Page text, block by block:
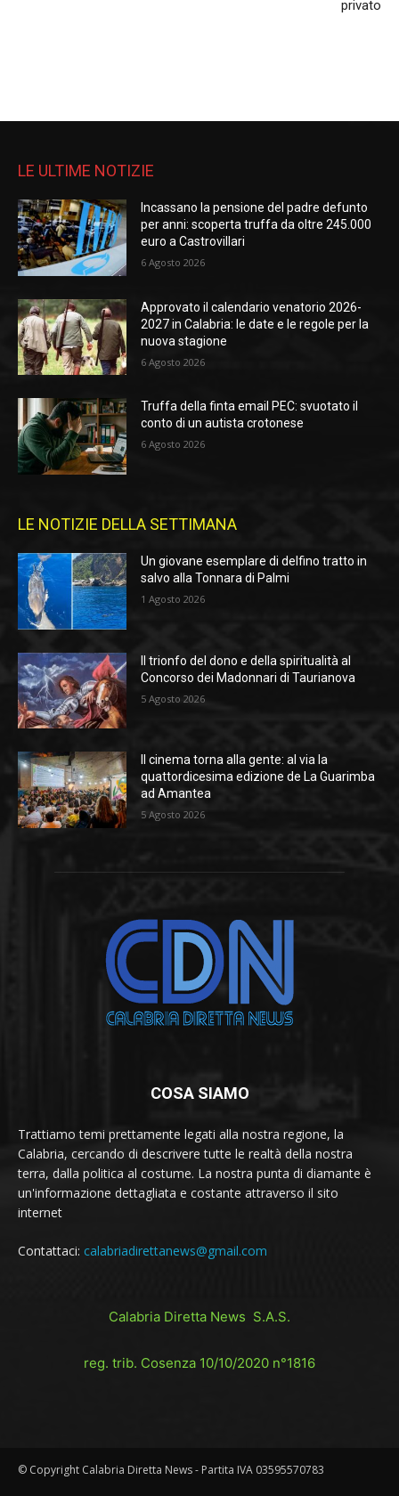
privato
LE ULTIME NOTIZIE
Incassano la pensione del padre defunto
per anni: scoperta truffa da oltre 245.000
euro a Castrovillari
6 Agosto 2026
Approvato il calendario venatorio 2026-
2027 in Calabria: le date e le regole per la
nuova stagione
6 Agosto 2026
Truffa della finta email PEC: svuotato il
conto di un autista crotonese
6 Agosto 2026
LE NOTIZIE DELLA SETTIMANA
Un giovane esemplare di delfino tratto in
salvo alla Tonnara di Palmi
1 Agosto 2026
Il trionfo del dono e della spiritualità al
Concorso dei Madonnari di Taurianova
5 Agosto 2026
Il cinema torna alla gente: al via la
quattordicesima edizione de La Guarimba
ad Amantea
5 Agosto 2026
COSA SIAMO
Trattiamo temi prettamente legati alla nostra regione, la
Calabria, cercando di descrivere tutte le realtà della nostra
terra, dalla politica al costume. La nostra punta di diamante è
un'informazione dettagliata e costante attraverso il sito
internet
Contattaci: calabriadirettanews@gmail.com
Calabria Diretta News S.A.S.
reg. trib. Cosenza 10/10/2020 n°1816
© Copyright Calabria Diretta News - Partita IVA 03595570783